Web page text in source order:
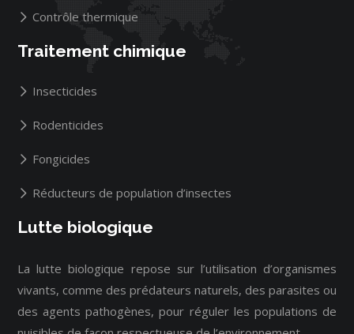
Contrôle thermique
Traitement chimique
Insecticides
Rodenticides
Fongicides
Réducteurs de population d’insectes
Lutte biologique
La lutte biologique repose sur l’utilisation d’organismes
vivants, comme des prédateurs naturels, des parasites ou
des agents pathogènes, pour réguler les populations de